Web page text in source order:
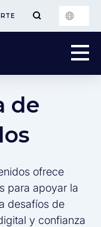
de
ofrece
para apoyar la
desafíos de
y confianza